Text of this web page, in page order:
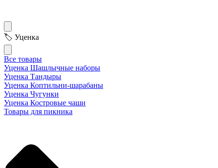
🏷 Уценка
Все товары
Уценка Шашлычные наборы
Уценка Тандыры
Уценка Коптильни-шарабаны
Уценка Чугунки
Уценка Костровые чаши
Товары для пикника